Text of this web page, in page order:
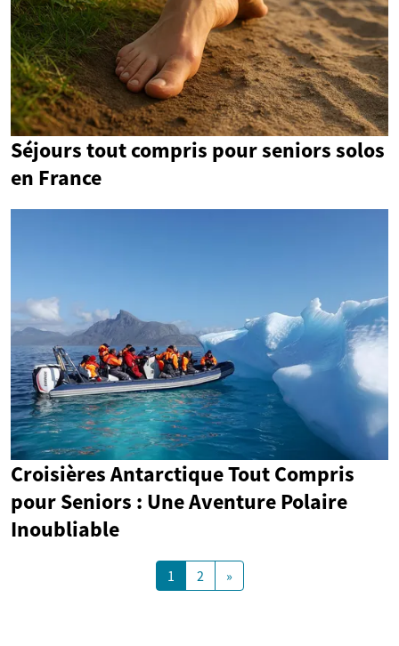
Séjours tout compris pour seniors solos
en France
Croisières Antarctique Tout Compris
pour Seniors : Une Aventure Polaire
Inoubliable
1 2 »